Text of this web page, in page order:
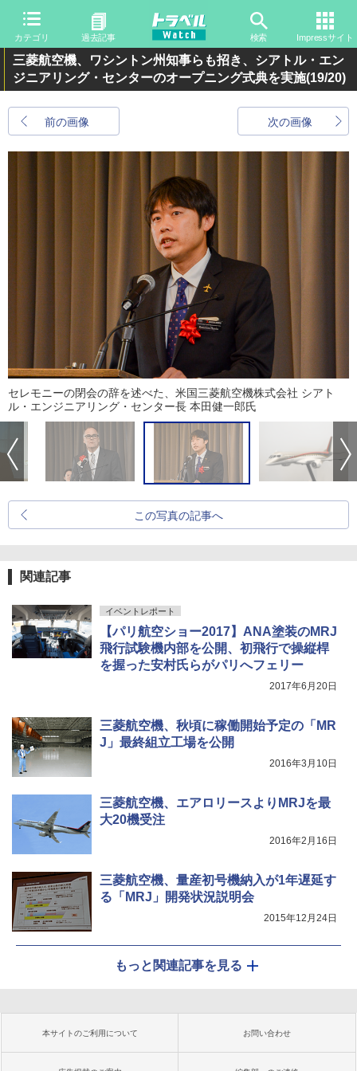
カテゴリ 過去記事 検索 Impressサイト
三菱航空機、ワシントン州知事らも招き、シアトル・エン
ジニアリング・センターのオープニング式典を実施(19/20)
前の画像 次の画像
セレモニーの閉会の辞を述べた、米国三菱航空機株式会社 シアト
ル・エンジニアリング・センター長 本田健一郎氏
この写真の記事へ
関連記事
イベントレポート
【パリ航空ショー2017】ANA塗装のMRJ
飛行試験機内部を公開、初飛行で操縦桿
を握った安村氏らがパリへフェリー
2017年6月20日
三菱航空機、秋頃に稼働開始予定の「MR
J」最終組立工場を公開
2016年3月10日
三菱航空機、エアロリースよりMRJを最
大20機受注
2016年2月16日
三菱航空機、量産初号機納入が1年遅延す
る「MRJ」開発状況説明会
2015年12月24日
もっと関連記事を見る
本サイトのご利用について お問い合わせ